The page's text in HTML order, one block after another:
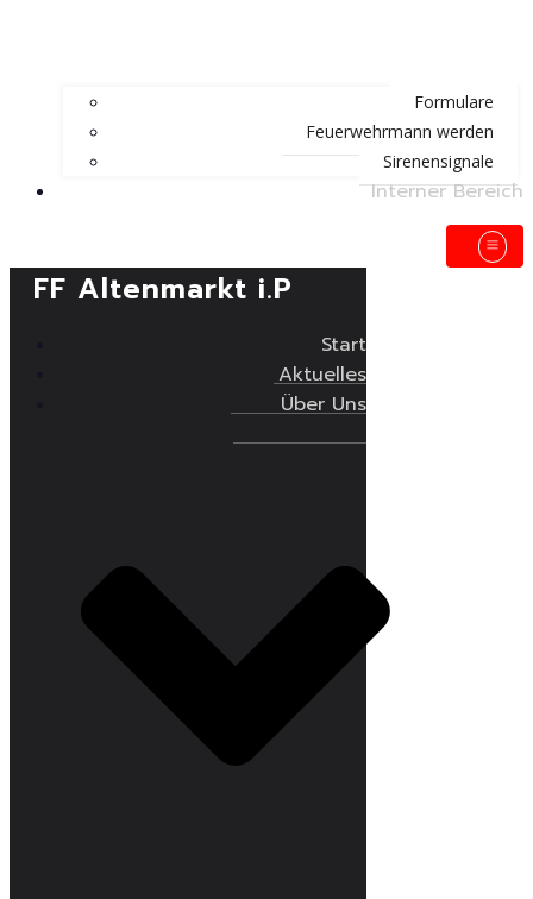
Formulare
Feuerwehrmann werden
Sirenensignale
Interner Bereich
FF Altenmarkt i.P
Start
Aktuelles
Über Uns